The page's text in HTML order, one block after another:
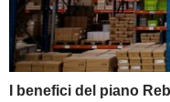
I benefici del piano